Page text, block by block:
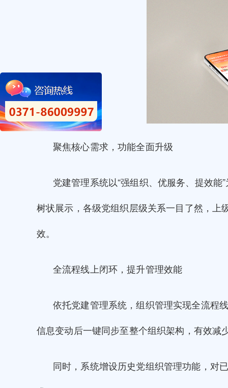
聚焦核心需求，功能全面升级
党建管理系统以“强组织、优服务、提效
树状展示，各级党组织层级关系一目了然，
效。
全流程线上闭环，提升管理效能
依托党建管理系统，组织管理实现全流程
信息变动后一键同步至整个组织架构，有效
同时，系统增设历史党组织管理功能，对